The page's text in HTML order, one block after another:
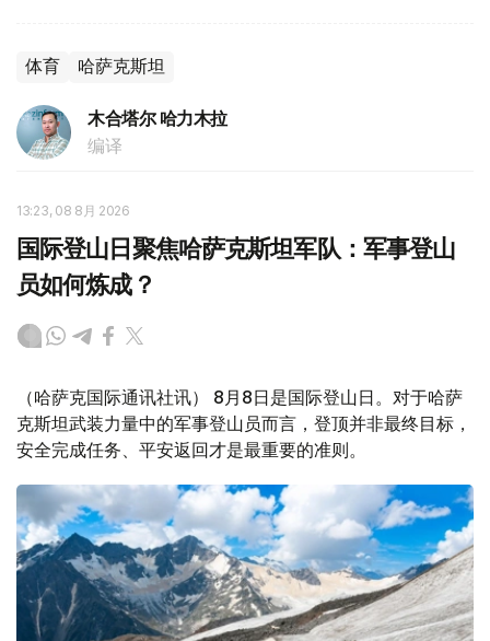
体育 哈萨克斯坦
木合塔尔 哈力木拉
编译
13:23, 08 8月 2026
国际登山日聚焦哈萨克斯坦军队：军事登山
员如何炼成？
（哈萨克国际通讯社讯） 8月8日是国际登山日。对于哈萨
克斯坦武装力量中的军事登山员而言，登顶并非最终目标，
安全完成任务、平安返回才是最重要的准则。